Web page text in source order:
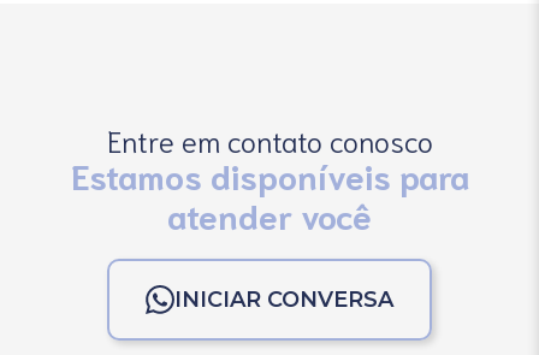
Entre em contato conosco
Estamos disponíveis para
atender você
INICIAR CONVERSA